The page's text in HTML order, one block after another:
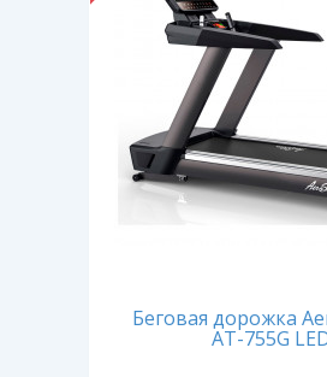
Беговая дорожка
AT-755G